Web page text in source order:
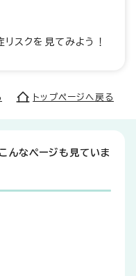
スクを見てみよう！
トップページへ戻る
んなページも見ていま